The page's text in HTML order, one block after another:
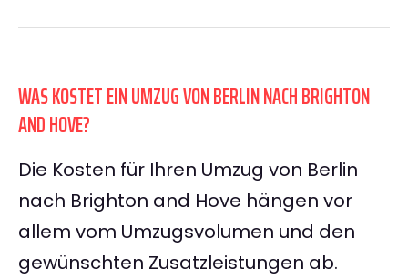
WAS KOSTET EIN UMZUG VON BERLIN NACH BRIGHTON
AND HOVE?
Die Kosten für Ihren Umzug von Berlin
nach Brighton and Hove hängen vor
allem vom Umzugsvolumen und den
gewünschten Zusatzleistungen ab.